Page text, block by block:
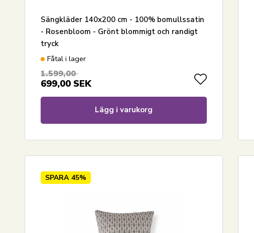
Sängkläder 140x200 cm - 100% bomullssatin
- Rosenbloom - Grönt blommigt och randigt
tryck
Fåtal i lager
1.599,00
699,00 SEK
Lägg i varukorg
SPARA 45%